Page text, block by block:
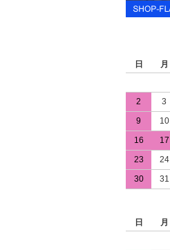
日
月
2
3
9
10
16
17
23
24
30
31
日
月